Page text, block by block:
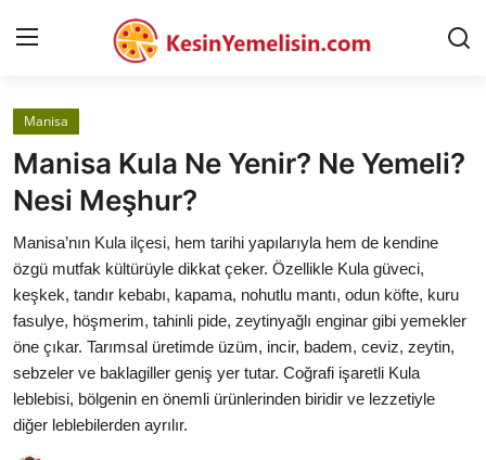
AnaSayfa
Gizlilik Sözleşmesi
Rüya Tabirleri
Diyet & Sağlıklı Beslenme
İletişim
Şehirler
Helal Gıda & Dini Hükümler
Manisa
Manisa Kula Ne Yenir? Ne Yemeli?
Nesi Meşhur?
Manisa’nın Kula ilçesi, hem tarihi yapılarıyla hem de kendine
özgü mutfak kültürüyle dikkat çeker. Özellikle Kula güveci,
keşkek, tandır kebabı, kapama, nohutlu mantı, odun köfte, kuru
fasulye, höşmerim, tahinli pide, zeytinyağlı enginar gibi yemekler
öne çıkar. Tarımsal üretimde üzüm, incir, badem, ceviz, zeytin,
sebzeler ve baklagiller geniş yer tutar. Coğrafi işaretli Kula
leblebisi, bölgenin en önemli ürünlerinden biridir ve lezzetiyle
diğer leblebilerden ayrılır.